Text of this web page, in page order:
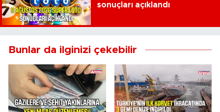
sonuçları açıklandı
Bunlar da ilginizi çekebilir